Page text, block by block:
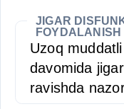
JIGAR
FOYDALANISH
Uzoq
davomida
ravishda